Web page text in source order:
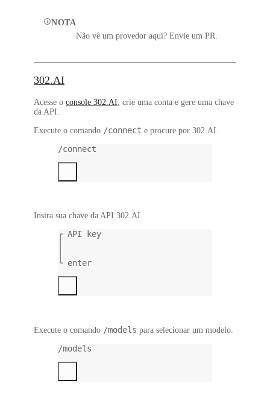
NOTA
Não vê um provedor aqui? Envie um PR.
302.AI
Acesse o console 302.AI , crie uma conta e gere uma chave
da API.
Execute o comando /connect e procure por 302.AI
/connect
Insira sua chave da API 302.AI.
┌ API key
└ enter
Execute o comando /models para selecionar um modelo.
/models